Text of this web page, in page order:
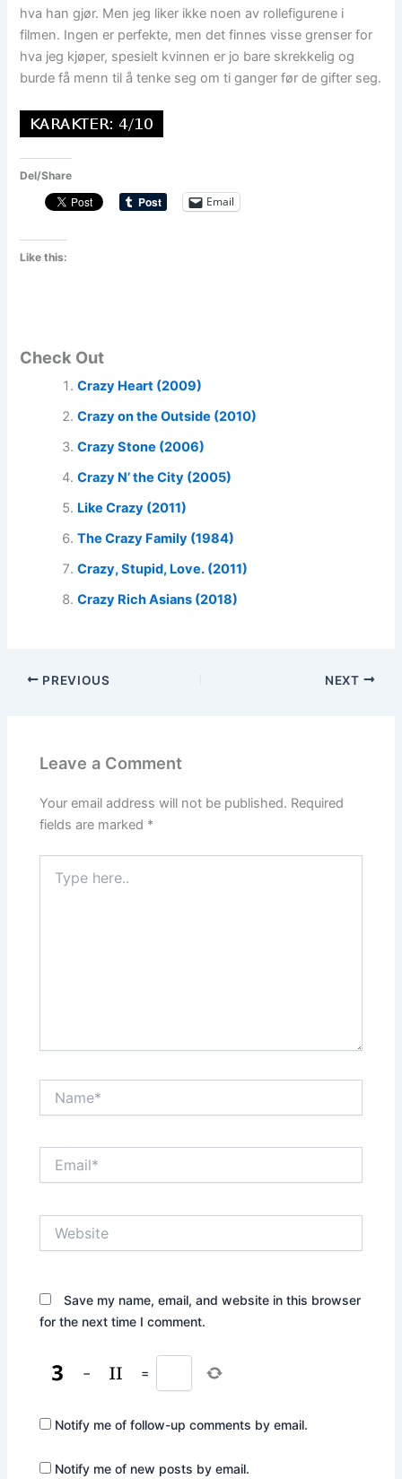
hva han gjør. Men jeg liker ikke noen av rollefigurene i
filmen. Ingen er perfekte, men det finnes visse grenser for
hva jeg kjøper, spesielt kvinnen er jo bare skrekkelig og
burde få menn til å tenke seg om ti ganger før de gifter seg.
Del/Share
Email
Like this:
Check Out
Crazy Heart (2009)
Crazy on the Outside (2010)
Crazy Stone (2006)
Crazy N’ the City (2005)
Like Crazy (2011)
The Crazy Family (1984)
Crazy, Stupid, Love. (2011)
Crazy Rich Asians (2018)
PREVIOUS NEXT
Leave a Comment
Your email address will not be published. Required
fields are marked *
here..
Save my name, email, and website in this browser
for the next time I comment.
− =
Notify me of follow-up comments by email.
Notify me of new posts by email.